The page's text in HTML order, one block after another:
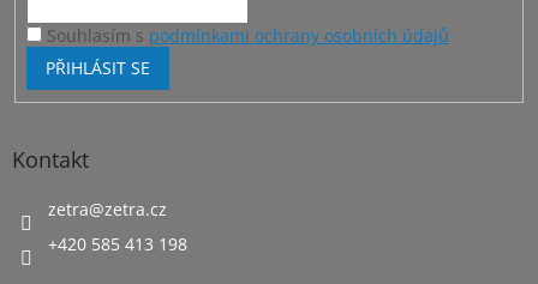
Souhlasím s podmínkami ochrany osobních údajů
PŘIHLÁSIT SE
Kontakt
zetra@zetra.cz
+420 585 413 198